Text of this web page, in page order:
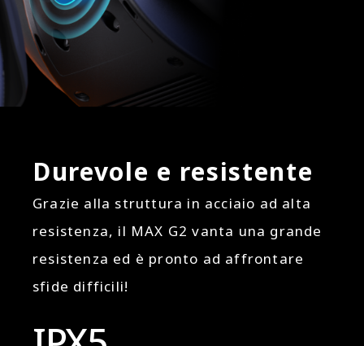
Durevole e resistente
Grazie alla struttura in acciaio ad alta
resistenza, il MAX G2 vanta una grande
resistenza ed è pronto ad affrontare
sfide difficili!